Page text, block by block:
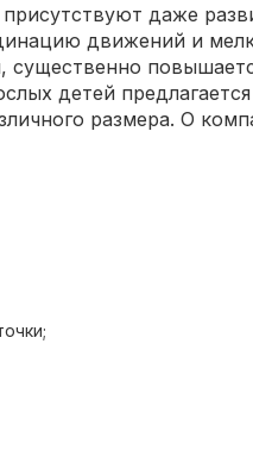
даже
движений и
существенно
детей
размера. О
разный бюджет.